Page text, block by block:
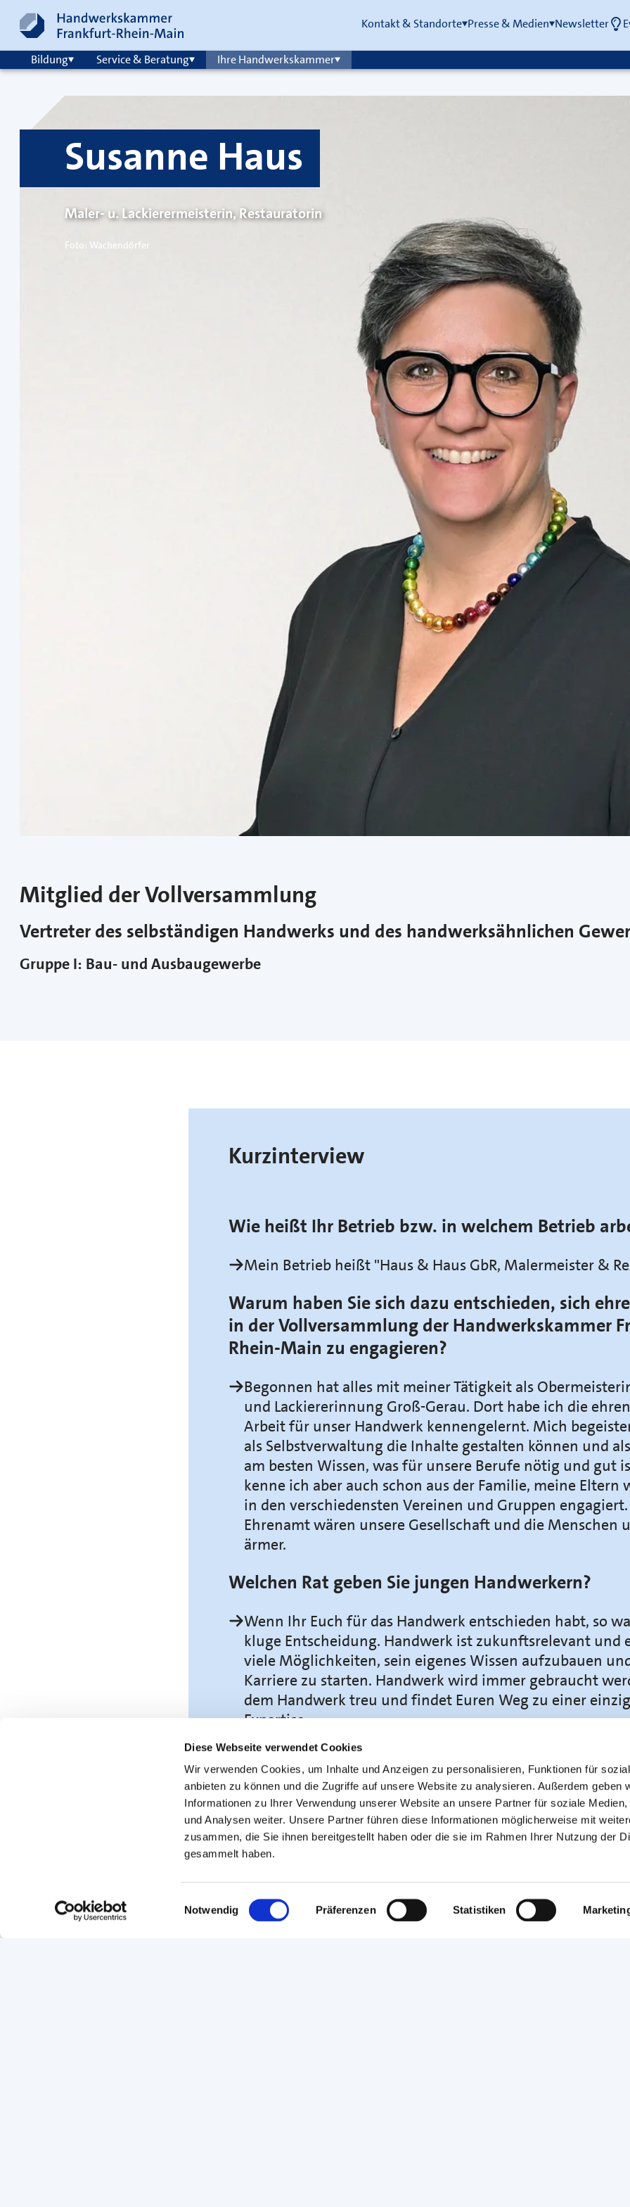
Diese Webseite verwendet Cookies
Wir verwenden Cookies, um Inhalte und Anzeigen zu personalisieren, Funktionen für
anbieten zu können und die Zugriffe auf unsere Website zu analysieren. Außerdem geben
Informationen zu Ihrer Verwendung unserer Website an unsere Partner für soziale Medien,
und Analysen weiter. Unsere Partner führen diese Informationen möglicherweise mit
zusammen, die Sie ihnen bereitgestellt haben oder die sie im Rahmen Ihrer Nutzung der
gesammelt haben.
Einwilligungsauswahl
Notwendig Präferenzen Statistiken
Zum Inhalt springen
Hauptnavigation
Kontakt & Standorte Presse & Medien Newsletter
Bildung Service & Beratung Ihre Handwerkskammer
Susanne Haus
Maler- u. Lackierermeisterin, Restauratorin
Foto: Wachendörfer
Mitglied der Vollversammlung
Vertreter des selbständigen Handwerks und des handwerksähnlichen
Gruppe I: Bau- und Ausbaugewerbe
Kurzinterview
Wie heißt Ihr Betrieb bzw. in welchem Betrieb
Mein Betrieb heißt "Haus & Haus GbR, Malermeister &
Warum haben Sie sich dazu entschieden, sich
in der Vollversammlung der Handwerkskammer
Rhein-Main zu engagieren?
Begonnen hat alles mit meiner Tätigkeit als
und Lackiererinnung Groß-Gerau. Dort habe ich die
Arbeit für unser Handwerk kennengelernt. Mich
als Selbstverwaltung die Inhalte gestalten können und
am besten Wissen, was für unsere Berufe nötig und gut
kenne ich aber auch schon aus der Familie, meine Eltern
in den verschiedensten Vereinen und Gruppen
Ehrenamt wären unsere Gesellschaft und die Menschen
ärmer.
Welchen Rat geben Sie jungen Handwerkern?
Wenn Ihr Euch für das Handwerk entschieden habt, so
kluge Entscheidung. Handwerk ist zukunftsrelevant und
viele Möglichkeiten, sein eigenes Wissen aufzubauen
Karriere zu starten. Handwerk wird immer gebraucht
dem Handwerk treu und findet Euren Weg zu einer
Expertise.
Was muss man unbedingt noch über Sie wissen?
Ich bin mit großer Begeisterung und viel Freude als
Handwerkskammer unterwegs. Ich freue mich über alle
und Kollegen, die sich ebenfalls im Ehrenamt in unserer
einbringen. Vielen Dank für Euer Engagement!